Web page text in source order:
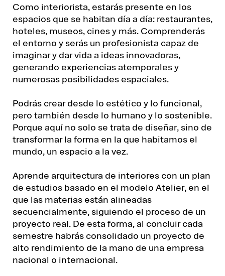
Como interiorista, estarás presente en los
espacios que se habitan día a día: restaurantes,
hoteles, museos, cines y más. Comprenderás
el entorno y serás un profesionista capaz de
imaginar y dar vida a ideas innovadoras,
generando experiencias atemporales y
numerosas posibilidades espaciales.
Podrás crear desde lo estético y lo funcional,
pero también desde lo humano y lo sostenible.
Porque aquí no solo se trata de diseñar, sino de
transformar la forma en la que habitamos el
mundo, un espacio a la vez.
Aprende arquitectura de interiores con un plan
de estudios basado en el modelo Atelier, en el
que las materias están alineadas
secuencialmente, siguiendo el proceso de un
proyecto real. De esta forma, al concluir cada
semestre habrás consolidado un proyecto de
alto rendimiento de la mano de una empresa
nacional o internacional.